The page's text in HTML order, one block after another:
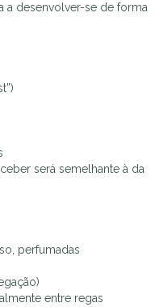
a desenvolver-se de forma
será semelhante à da
perfumadas
entre regas